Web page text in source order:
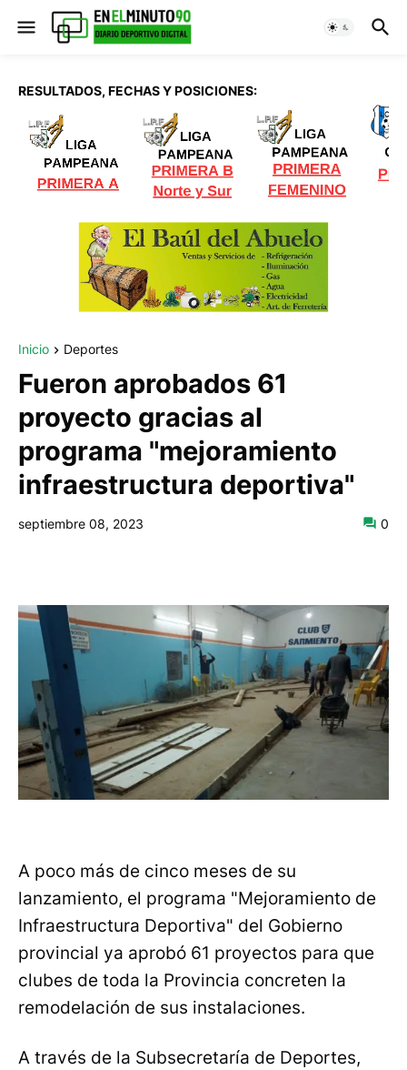
RESULTADOS, FECHAS Y POSICIONES:
Inicio Deportes
Fueron aprobados 61
proyecto gracias al
programa "mejoramiento
infraestructura deportiva"
septiembre 08, 2023 0
A poco más de cinco meses de su
lanzamiento, el programa "Mejoramiento de
Infraestructura Deportiva" del Gobierno
provincial ya aprobó 61 proyectos para que
clubes de toda la Provincia concreten la
remodelación de sus instalaciones.
A través de la Subsecretaría de Deportes,